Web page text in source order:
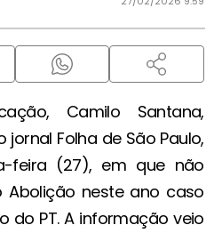
Camilo Santana,
Folha de São Paulo,
feira (27), em que não
neste ano caso
do PT. A informação veio